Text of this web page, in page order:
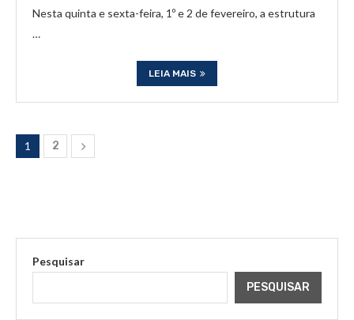
Nesta quinta e sexta-feira, 1º e 2 de fevereiro, a estrutura
…
LEIA MAIS
1 2
Pesquisar
PESQUISAR